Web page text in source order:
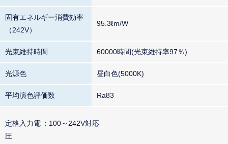
固有エネルギー消費効率
（242V）
95.3ℓm/W
光束維持時間 60000時間(光束維持率97％)
光源色 昼白色(5000K)
平均演色評価数 Ra83
定格入力電
圧
100～242V対応